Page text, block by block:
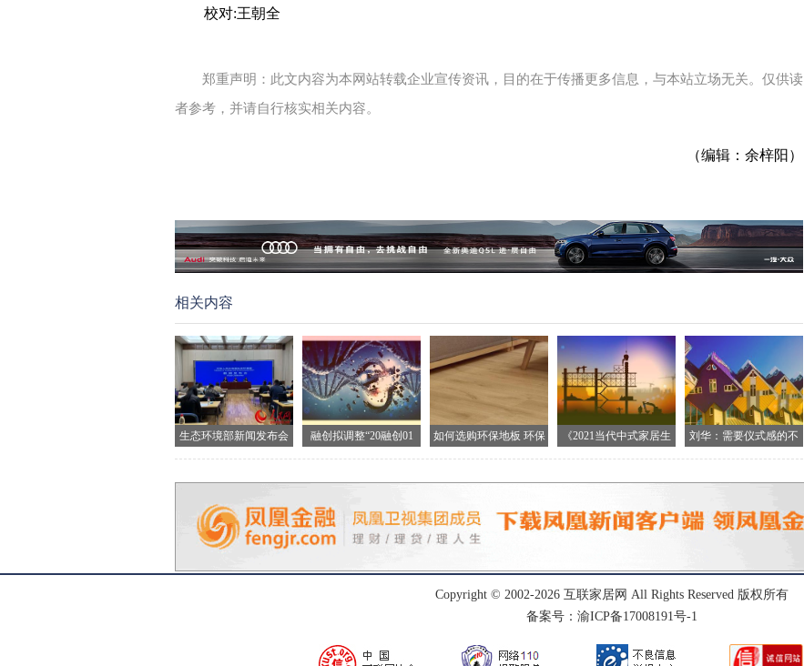
校对:王朝全
郑重声明：此文内容为本网站转载企业宣传资讯，目的在于传播更多信息，与本站立场无关。仅供读
者参考，并请自行核实相关内容。
（编辑：余梓阳）
相关内容
生态环境部新闻发布会
现场
融创拟调整“20融创01
如何选购环保地板 环保
地
《2021当代中式家居生
刘华：需要仪式感的不
止生
Copyright © 2002-2026 互联家居网 All Rights Reserved 版权所有
备案号：渝ICP备17008191号-1